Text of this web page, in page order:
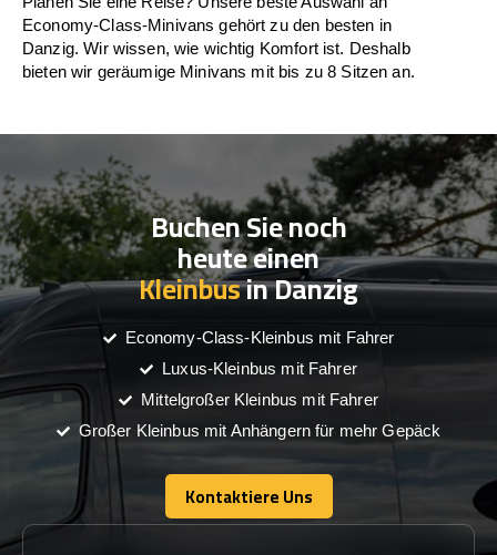
Economy-Class-Minivans gehört zu den besten in
Danzig. Wir wissen, wie wichtig Komfort ist. Deshalb
bieten wir geräumige Minivans mit bis zu 8 Sitzen an.
Buchen Sie noch
heute einen
Kleinbusin Danzig
Economy-Class-Kleinbus mit Fahrer
Luxus-Kleinbus mit Fahrer
Mittelgroßer Kleinbus mit Fahrer
Großer Kleinbus mit Anhängern für mehr Gepäck
Kontaktiere Uns
Kontaktiere Uns